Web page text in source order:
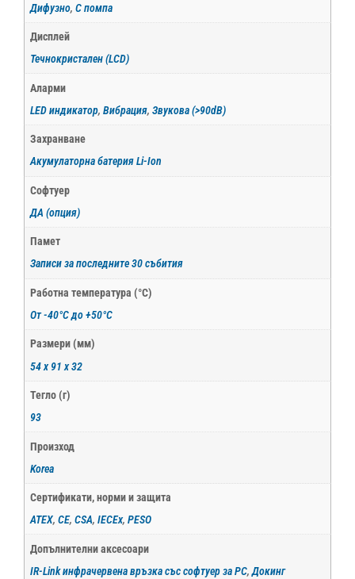
Дифузно,С помпа
Дисплей
Течнокристален (LCD)
Аларми
LED индикатор,Вибрация,Звукова (>90dB)
Захранване
Акумулаторна батерия Li-Ion
Софтуер
ДА (опция)
Памет
Записи за последните 30 събития
Работна температура (°С)
От -40°С до +50°С
Размери (мм)
54 x 91 x 32
Тегло (г)
93
Произход
Korea
Сертификати, норми и защита
ATEX,CE,CSA,IECEx,PESO
Допълнителни аксесоари
IR-Link инфрачервена връзка със софтуер за PC,Докинг